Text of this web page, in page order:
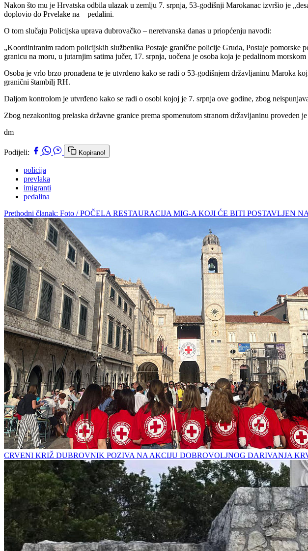
Nakon što mu je Hrvatska odbila ulazak u zemlju 7. srpnja, 53-godišnji Marokanac izvršio je
doplovio do Prvelake na – pedalini.
O tom slučaju Policijska uprava dubrovačko – neretvanska danas u priopćenju navodi:
„Koordiniranim radom policijskih službenika Postaje granične policije Gruda, Postaje
granicu na moru, u jutarnjim satima jučer, 17. srpnja, uočena je osoba koja je pedalinom
Osoba je vrlo brzo pronađena te je utvrđeno kako se radi o 53-godišnjem državljaninu Maroka
granični štambilj RH.
Daljom kontrolom je utvrđeno kako se radi o osobi kojoj je 7. srpnja ove godine, zbog
Zbog nezakonitog prelaska državne granice prema spomenutom stranom državljaninu
dm
Podijeli: Kopirano!
policija
prevlaka
imigranti
pedalina
Prethodni članak: Foto / POČELA RESTAURACIJA MIG-A KOJI ĆE BITI POSTAVLJEN
CRVENI KRIŽ DUBROVNIK POZIVA NA AKCIJU DOBROVOLJNOG DARIVANJA